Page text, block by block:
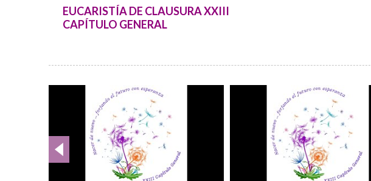
EUCARISTÍA DE CLAUSURA XXIII
CAPÍTULO GENERAL